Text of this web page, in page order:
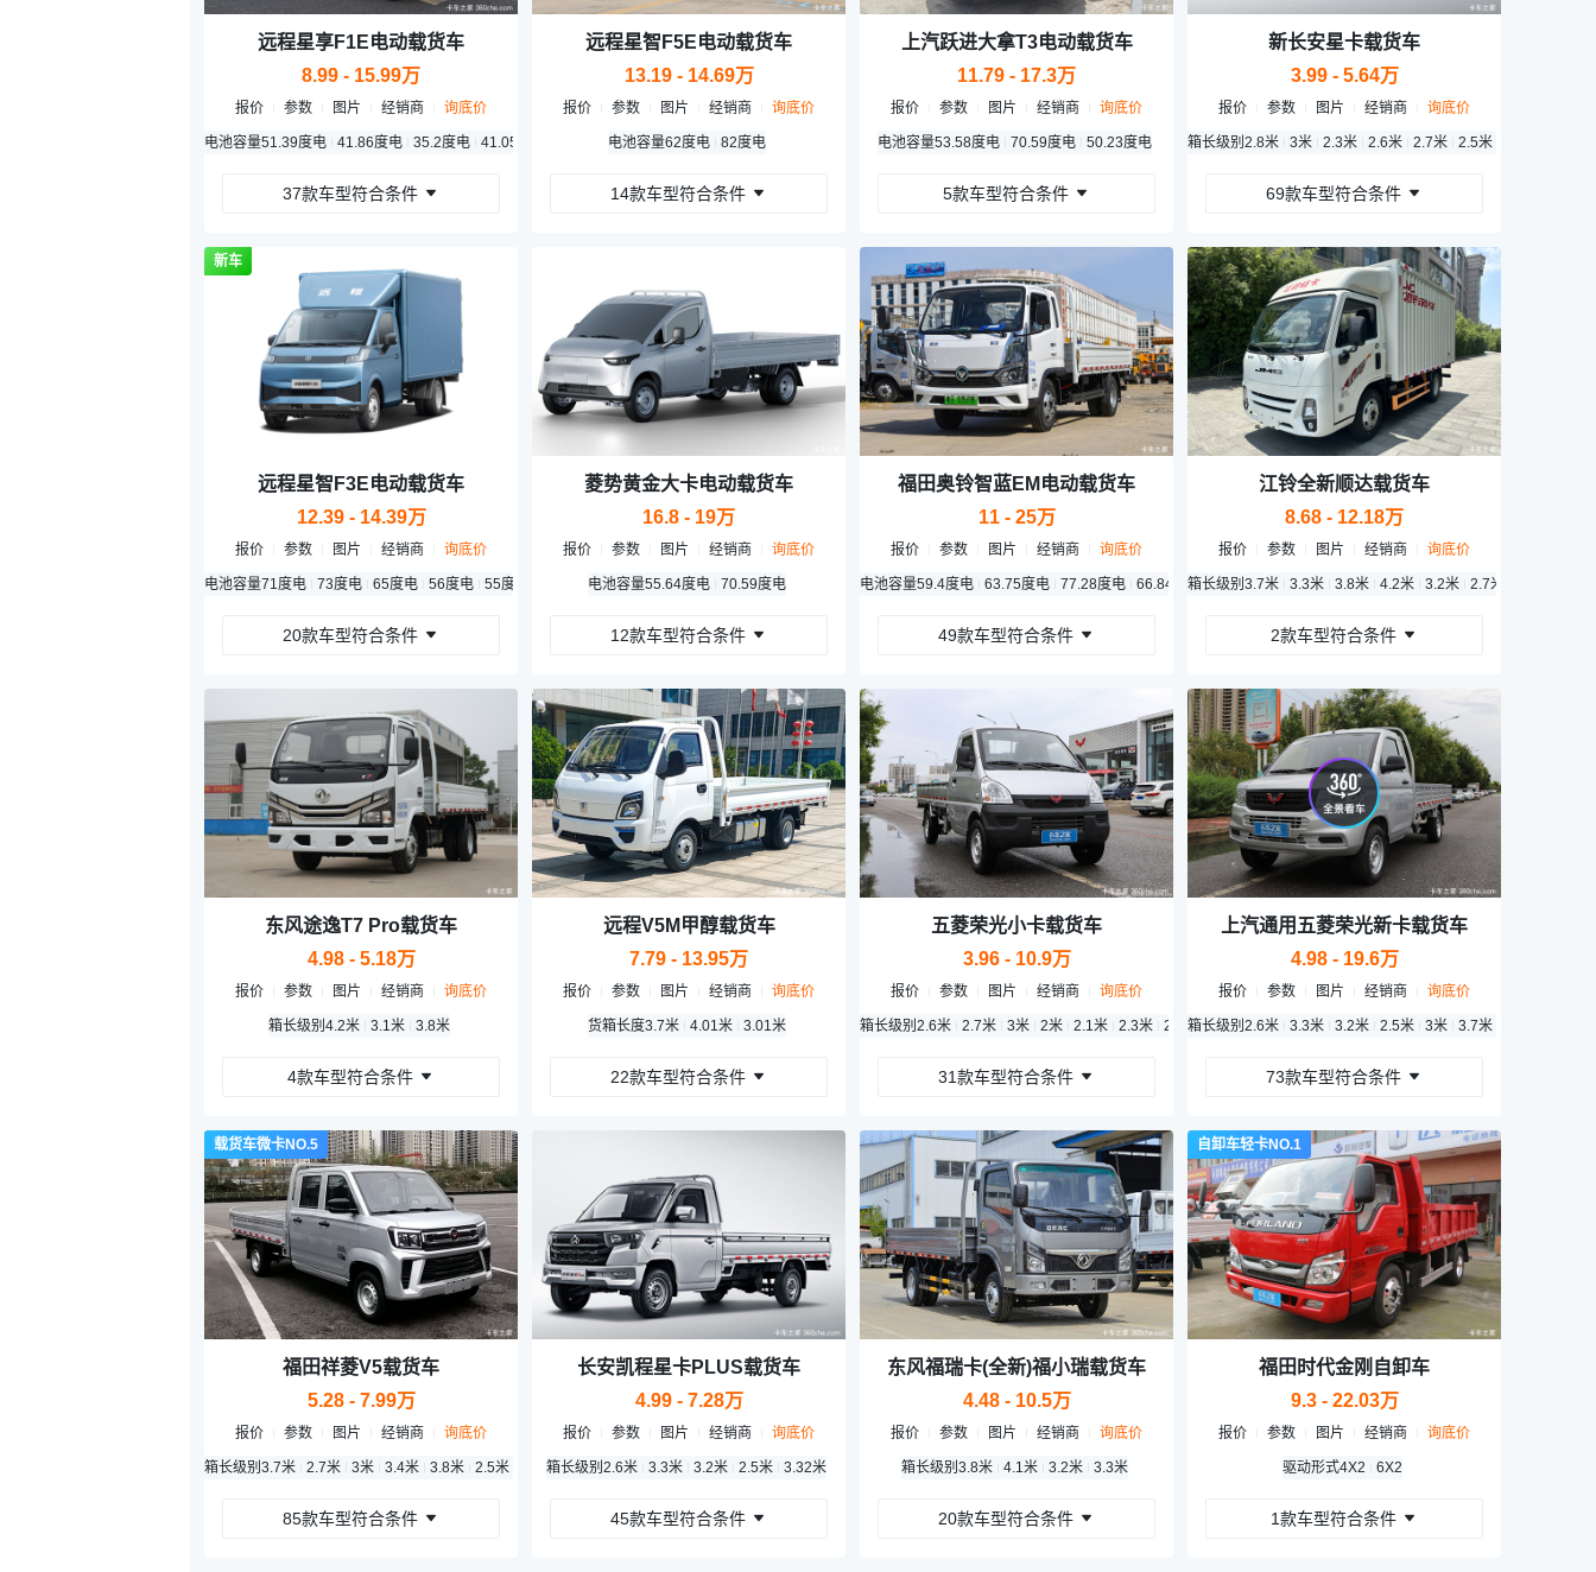
远程星享F1E电动载货车
8.99 - 15.99万
报价 参数 图片 经销商 询底价
电池容量51.39度电 41.86度电 35.2度电 41.05度电 38.7度电 46.08度电 53.58度电 45.15度电
37款车型符合条件
远程星智F5E电动载货车
13.19 - 14.69万
报价 参数 图片 经销商 询底价
电池容量62度电 82度电
14款车型符合条件
上汽跃进大拿T3电动载货车
11.79 - 17.3万
报价 参数 图片 经销商 询底价
电池容量53.58度电 70.59度电 50.23度电
5款车型符合条件
新长安星卡载货车
3.99 - 5.64万
报价 参数 图片 经销商 询底价
箱长级别 2.8米 3米 2.3米 2.6米 2.7米 2.5米
69款车型符合条件
新车
远程星智F3E电动载货车
12.39 - 14.39万
报价 参数 图片 经销商 询底价
电池容量71度电 73度电 65度电 56度电 55度电
20款车型符合条件
菱势黄金大卡电动载货车
16.8 - 19万
报价 参数 图片 经销商 询底价
电池容量55.64度电 70.59度电
12款车型符合条件
福田奥铃智蓝EM电动载货车
11 - 25万
报价 参数 图片 经销商 询底价
电池容量59.4度电 63.75度电 77.28度电 66.84度电 81.59度电 50.38度电 71.63度电 100.27度电
49款车型符合条件
江铃全新顺达载货车
8.68 - 12.18万
报价 参数 图片 经销商 询底价
箱长级别 3.7米 3.3米 3.8米 4.2米 3.2米 2.7米
2款车型符合条件
东风途逸T7 Pro载货车
4.98 - 5.18万
报价 参数 图片 经销商 询底价
箱长级别 4.2米 3.1米 3.8米
4款车型符合条件
远程V5M甲醇载货车
7.79 - 13.95万
报价 参数 图片 经销商 询底价
货箱长度3.7米 4.01米 3.01米
22款车型符合条件
五菱荣光小卡载货车
3.96 - 10.9万
报价 参数 图片 经销商 询底价
箱长级别 2.6米 2.7米 3米 2米 2.1米 2.3米 2.8米 1.9米 2.5米 2.9米
31款车型符合条件
上汽通用五菱荣光新卡载货车
4.98 - 19.6万
报价 参数 图片 经销商 询底价
箱长级别 2.6米 3.3米 3.2米 2.5米 3米 3.7米
73款车型符合条件
载货车微卡NO.5
福田祥菱V5载货车
5.28 - 7.99万
报价 参数 图片 经销商 询底价
箱长级别 3.7米 2.7米 3米 3.4米 3.8米 2.5米 3.2米
85款车型符合条件
长安凯程星卡PLUS载货车
4.99 - 7.28万
报价 参数 图片 经销商 询底价
箱长级别 2.6米 3.3米 3.2米 2.5米 3.32米
45款车型符合条件
东风福瑞卡(全新)福小瑞载货车
4.48 - 10.5万
报价 参数 图片 经销商 询底价
箱长级别 3.8米 4.1米 3.2米 3.3米
20款车型符合条件
自卸车轻卡NO.1
福田时代金刚自卸车
9.3 - 22.03万
报价 参数 图片 经销商 询底价
驱动形式4X2 6X2
1款车型符合条件